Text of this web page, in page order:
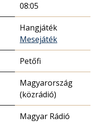
08:05
Hangjáték
Mesejáték
Petőfi
Magyarország
(közrádió)
Magyar Rádió